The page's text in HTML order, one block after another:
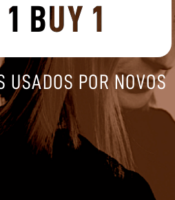
BUY 1
USADOS POR NOVOS